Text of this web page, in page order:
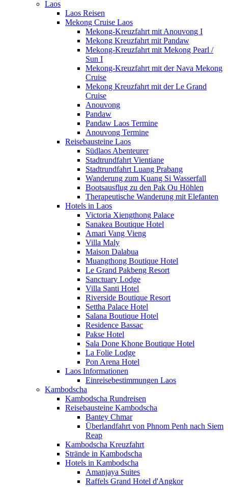
Laos
Laos Reisen
Mekong Cruise Laos
Mekong-Kreuzfahrt mit Anouvong I
Mekong Kreuzfahrt mit Pandaw
Mekong-Kreuzfahrt mit Mekong Pearl /
Sun I
Mekong-Kreuzfahrt mit der Nava Mekong
Cruise
Mekong Kreuzfahrt mit der Le Grand
Cruise
Anouvong
Pandaw
Pandaw Laos Termine
Anouvong Termine
Reisebausteine Laos
Südlaos Abenteurer
Stadtrundfahrt Vientiane
Stadtrundfahrt Luang Prabang
Wanderung zum Kuang Si Wasserfall
Bootsausflug zu den Pak Ou Höhlen
Therapeutische Wanderung mit Elefanten
Hotels in Laos
Victoria Xiengthong Palace
Sanakea Boutique Hotel
Amari Vang Vieng
Villa Maly
Maison Dalabua
Muangthong Boutique Hotel
Le Grand Pakbeng Resort
Sanctuary Lodge
Villa Santi Hotel
Riverside Boutique Resort
Settha Palace Hotel
Salana Boutique Hotel
Residence Bassac
Pakse Hotel
Sala Done Khone Boutique Hotel
La Folie Lodge
Pon Arena Hotel
Laos Informationen
Einreisebestimmungen Laos
Kambodscha
Kambodscha Rundreisen
Reisebausteine Kambodscha
Bantey Chmar
Überlandfahrt von Phnom Penh nach Siem
Reap
Kambodscha Kreuzfahrt
Strände in Kambodscha
Hotels in Kambodscha
Amanjaya Suites
Raffels Grand Hotel d'Angkor